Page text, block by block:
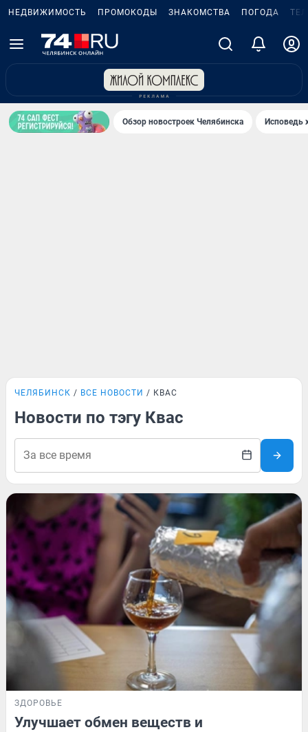
НЕДВИЖИМОСТЬ ПРОМОКОДЫ ЗНАКОМСТВА ПОГОДА
Обзор новостроек Челябинска Исповедь
ЧЕЛЯБИНСК ВСЕ НОВОСТИ КВАС
Новости по тэгу Квас
ЗДОРОВЬЕ
Улучшает обмен веществ и